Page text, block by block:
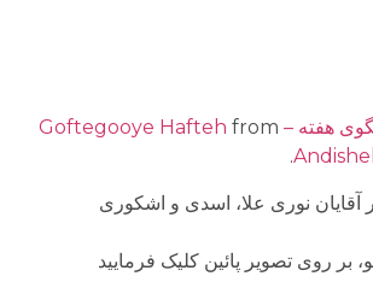
from
.
نوری علا، اسدی و اشکوری
بر روى تصویر پائین کلیک فرمایید